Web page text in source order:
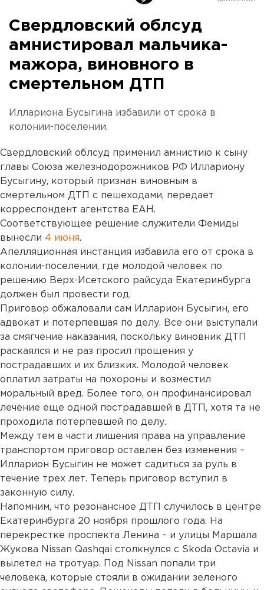
Свердловский облсуд
амнистировал мальчика-
мажора, виновного в
смертельном ДТП
Иллариона Бусыгина избавили от срока в
колонии-поселении.
Свердловский облсуд применил амнистию к сыну
главы Союза железнодорожников РФ Иллариону
Бусыгину, который признан виновным в
смертельном ДТП с пешеходами, передает
корреспондент агентства ЕАН.
Соответствующее решение служители Фемиды
вынесли 4 июня.
Апелляционная инстанция избавила его от срока в
колонии-поселении, где молодой человек по
решению Верх-Исетского райсуда Екатеринбурга
должен был провести год.
Приговор обжаловали сам Илларион Бусыгин, его
адвокат и потерпевшая по делу. Все они выступали
за смягчение наказания, поскольку виновник ДТП
раскаялся и не раз просил прощения у
пострадавших и их близких. Молодой человек
оплатил затраты на похороны и возместил
моральный вред. Более того, он профинансировал
лечение еще одной пострадавшей в ДТП, хотя та не
проходила потерпевшей по делу.
Между тем в части лишения права на управление
транспортом приговор оставлен без изменения –
Илларион Бусыгин не может садиться за руль в
течение трех лет. Теперь приговор вступил в
законную силу.
Напомним, что резонансное ДТП случилось в центре
Екатеринбурга 20 ноября прошлого года. На
перекрестке проспекта Ленина – и улицы Маршала
Жукова Nissan Qashqai столкнулся с Skoda Octavia и
вылетел на тротуар. Под Nissan попали три
человека, которые стояли в ожидании зеленого